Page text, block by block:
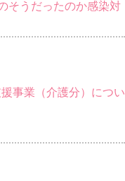
そうだったのか感染対
事業（介護分）につい